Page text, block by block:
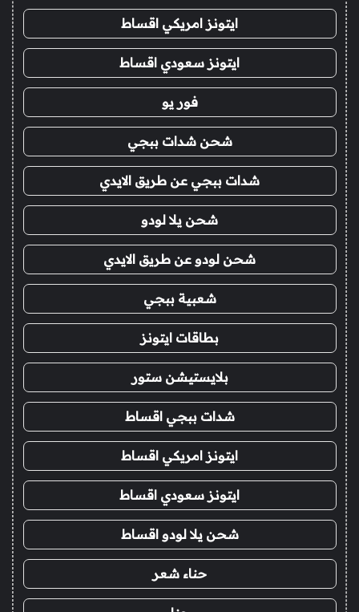
ايتونز امريكي اقساط
ايتونز سعودي اقساط
فور يو
شحن شدات ببجي
شدات ببجي عن طريق الايدي
شحن يلا لودو
شحن لودو عن طريق الايدي
شعبية ببجي
بطاقات ايتونز
بلايستيشن ستور
شدات ببجي اقساط
ايتونز امريكي اقساط
ايتونز سعودي اقساط
شحن يلا لودو اقساط
حناء شعر